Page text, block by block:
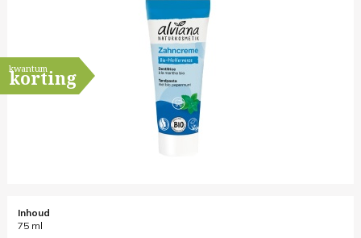
kwantum
korting
Inhoud
75 ml